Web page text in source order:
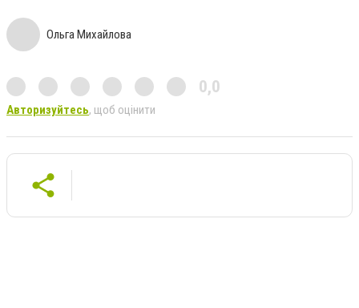
Ольга Михайлова
0,0
Авторизуйтесь, щоб оцінити